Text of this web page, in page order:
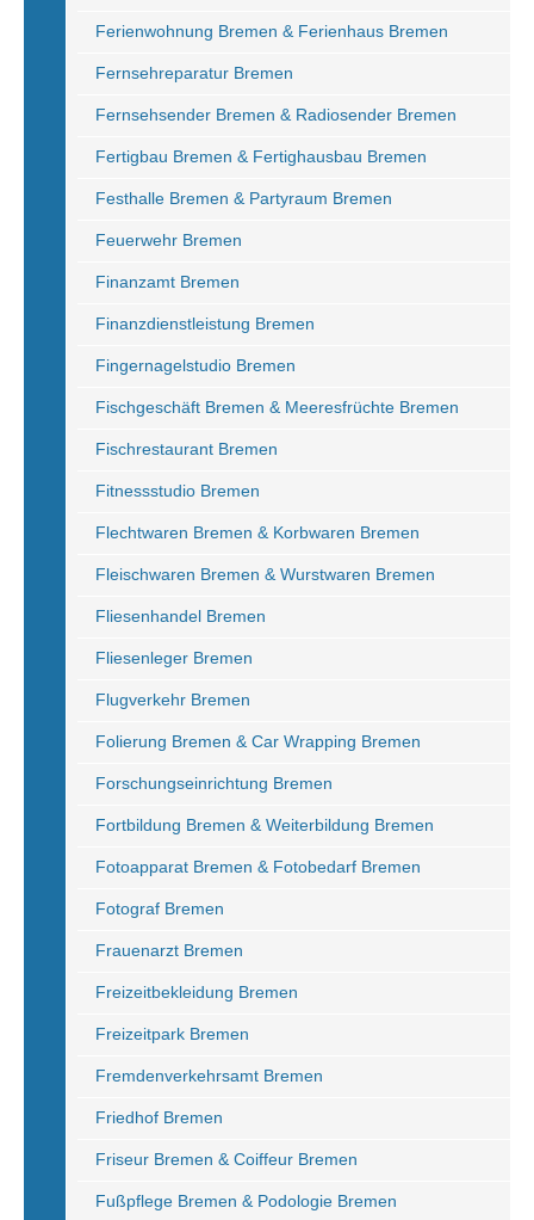
Ferienwohnung Bremen & Ferienhaus Bremen
Fernsehreparatur Bremen
Fernsehsender Bremen & Radiosender Bremen
Fertigbau Bremen & Fertighausbau Bremen
Festhalle Bremen & Partyraum Bremen
Feuerwehr Bremen
Finanzamt Bremen
Finanzdienstleistung Bremen
Fingernagelstudio Bremen
Fischgeschäft Bremen & Meeresfrüchte Bremen
Fischrestaurant Bremen
Fitnessstudio Bremen
Flechtwaren Bremen & Korbwaren Bremen
Fleischwaren Bremen & Wurstwaren Bremen
Fliesenhandel Bremen
Fliesenleger Bremen
Flugverkehr Bremen
Folierung Bremen & Car Wrapping Bremen
Forschungseinrichtung Bremen
Fortbildung Bremen & Weiterbildung Bremen
Fotoapparat Bremen & Fotobedarf Bremen
Fotograf Bremen
Frauenarzt Bremen
Freizeitbekleidung Bremen
Freizeitpark Bremen
Fremdenverkehrsamt Bremen
Friedhof Bremen
Friseur Bremen & Coiffeur Bremen
Fußpflege Bremen & Podologie Bremen